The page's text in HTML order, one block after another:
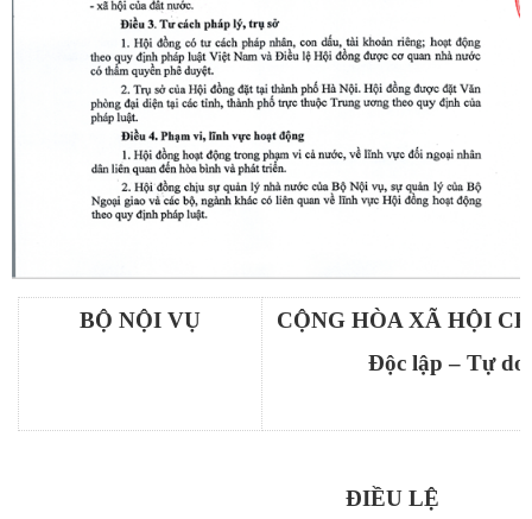
BỘ NỘI VỤ
CỘNG HÒA XÃ HỘI
Độc lập – Tự
ĐIỀU LỆ